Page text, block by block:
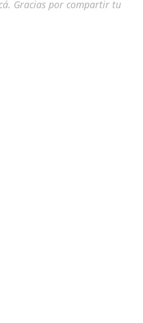
Gracias por compartir tu